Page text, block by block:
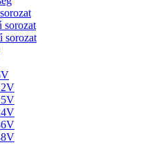
sorozat
sorozat